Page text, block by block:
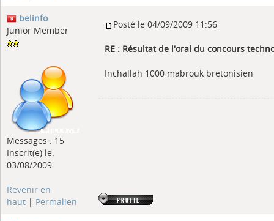
belinfo
Junior Member
Messages : 15
Inscrit(e) le:
03/08/2009
Posté le 04/09/2009 11:56
RE : Résultat de l'oral du concours
Inchallah 1000 mabrouk bretonisien
Revenir en
haut | Permalien